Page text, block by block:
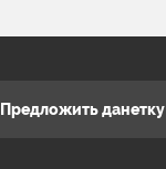
Предложить данетку